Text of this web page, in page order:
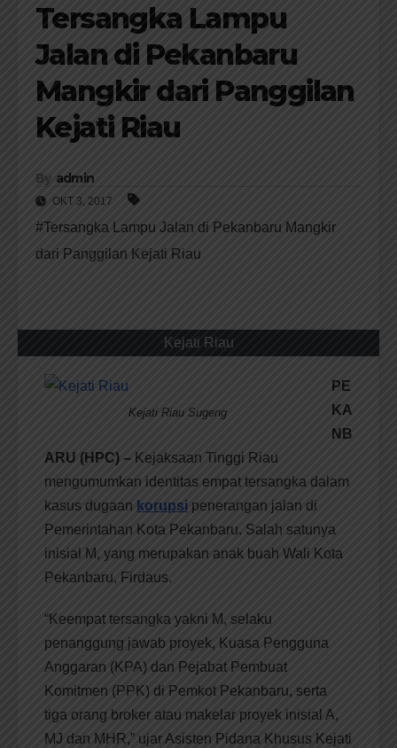
Tersangka Lampu
Jalan di Pekanbaru
Mangkir dari Panggilan
Kejati Riau
By admin
OKT 3, 2017
#Tersangka Lampu Jalan di Pekanbaru Mangkir
dari Panggilan Kejati Riau
Kejati Riau
Kejati Riau Sugeng
PE
KA
NB
ARU (HPC) – Kejaksaan Tinggi Riau
mengumumkan identitas empat tersangka dalam
kasus dugaan korupsi penerangan jalan di
Pemerintahan Kota Pekanbaru. Salah satunya
inisial M, yang merupakan anak buah Wali Kota
Pekanbaru, Firdaus.
“Keempat tersangka yakni M, selaku
penanggung jawab proyek, Kuasa Pengguna
Anggaran (KPA) dan Pejabat Pembuat
Komitmen (PPK) di Pemkot Pekanbaru, serta
tiga orang broker atau makelar proyek inisial A,
MJ dan MHR,” ujar Asisten Pidana Khusus Kejati